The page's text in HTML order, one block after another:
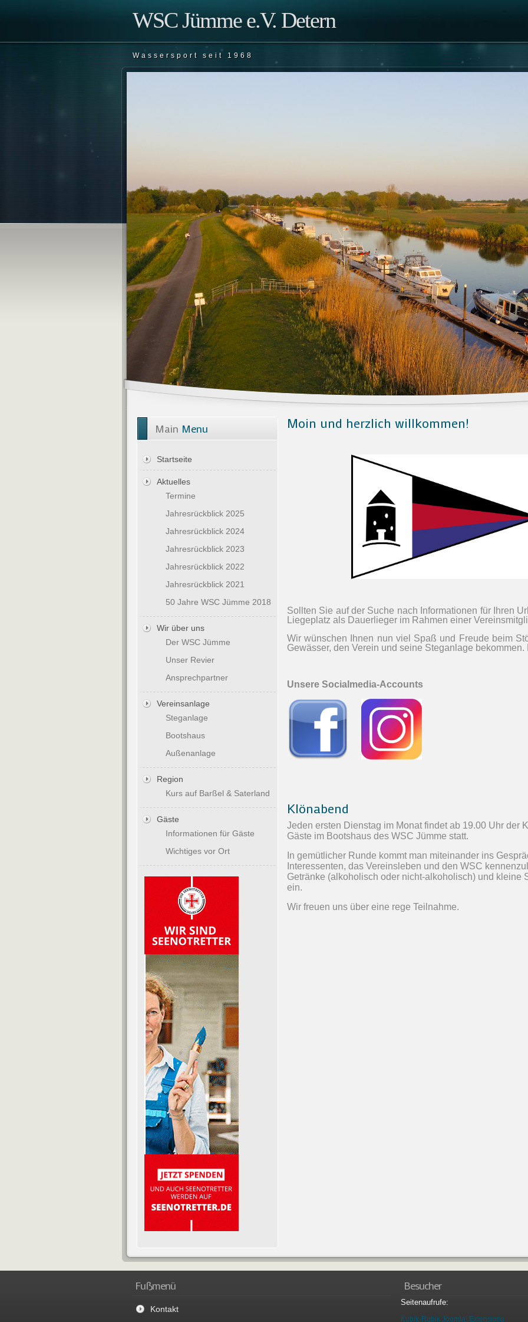
WSC Jümme e.V. Detern
Wassersport seit 1968
Main Menu
Startseite
Aktuelles
Termine
Jahresrückblick 2025
Jahresrückblick 2024
Jahresrückblick 2023
Jahresrückblick 2022
Jahresrückblick 2021
50 Jahre WSC Jümme 2018
Wir über uns
Der WSC Jümme
Unser Revier
Ansprechpartner
Vereinsanlage
Steganlage
Bootshaus
Außenanlage
Region
Kurs auf Barßel & Saterland
Gäste
Informationen für Gäste
Wichtiges vor Ort
Moin und herzlich willkommen!
Sollten Sie auf der Suche nach Informationen für Ihren
Liegeplatz als Dauerlieger im Rahmen einer
Wir wünschen Ihnen nun viel Spaß und Freude beim
Gewässer, den Verein und seine Steganlage
Unsere Socialmedia-Accounts
Klönabend
Jeden ersten Dienstag im Monat findet ab 19.00 Uhr der
Gäste im Bootshaus des WSC Jümme statt.
In gemütlicher Runde kommt man miteinander ins
Interessenten, das Vereinsleben und den WSC
Getränke (alkoholisch oder nicht-alkoholisch) und kleine
ein.
Wir freuen uns über eine rege Teilnahme.
Fußmenü
Kontakt
Besucher
Seitenaufrufe:
Kubik-Rubik Joomla! Extensions